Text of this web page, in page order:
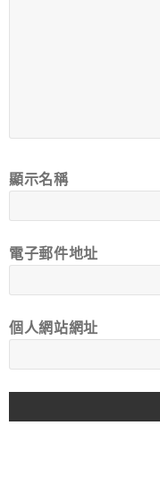
顯示名稱
電子郵件地址
個人網站網址